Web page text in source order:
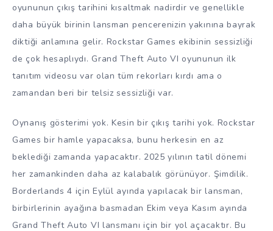
oyununun çıkış tarihini kısaltmak nadirdir ve genellikle
daha büyük birinin lansman pencerenizin yakınına bayrak
diktiği anlamına gelir. Rockstar Games ekibinin sessizliği
de çok hesaplıydı. Grand Theft Auto VI oyununun ilk
tanıtım videosu var olan tüm rekorları kırdı ama o
zamandan beri bir telsiz sessizliği var.
Oynanış gösterimi yok. Kesin bir çıkış tarihi yok. Rockstar
Games bir hamle yapacaksa, bunu herkesin en az
beklediği zamanda yapacaktır. 2025 yılının tatil dönemi
her zamankinden daha az kalabalık görünüyor. Şimdilik.
Borderlands 4 için Eylül ayında yapılacak bir lansman,
birbirlerinin ayağına basmadan Ekim veya Kasım ayında
Grand Theft Auto VI lansmanı için bir yol açacaktır. Bu